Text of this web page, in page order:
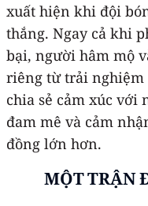
xuất hiện khi đội
thắng. Ngay cả khi
bại, người hâm mộ
riêng từ trải nghiệm
chia sẻ cảm xúc với
đam mê và cảm
đồng lớn hơn.
MỘT TRẬN